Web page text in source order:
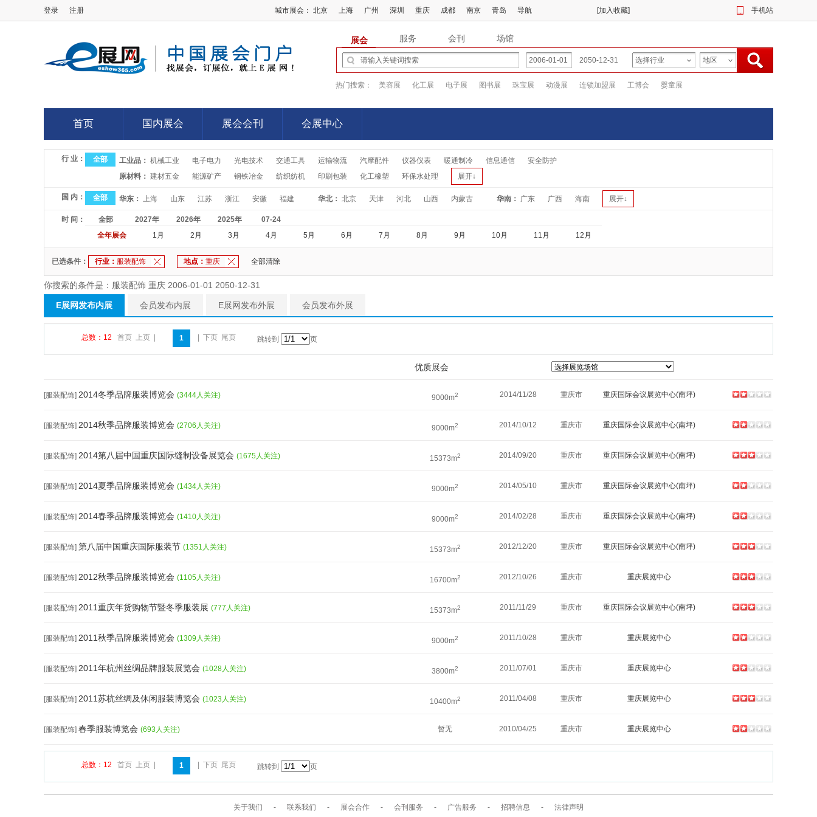
登录 注册 城市展会： 北京 上海 广州 深圳 重庆 成都 南京 青岛 导航 [加入收藏] 手机站
展会 服务 会刊 场馆
热门搜索： 美容展 化工展 电子展 图书展 珠宝展 动漫展 连锁加盟展 工博会 婴童展
首页
首页
国内展会
国内展会
展会会刊
展会会刊
会展中心
会展中心
行 业： 全部 工业品： 机械工业 电子电力 光电技术 交通工具 运输物流 汽摩配件 仪器仪表 暖通制冷 信息通信
安全防护
原材料： 建材五金 能源矿产 钢铁冶金 纺织纺机 印刷包装 化工橡塑 环保水处理 展开↓
国 内： 全部 华东： 上海 山东 江苏 浙江 安徽 福建 华北： 北京 天津 河北 山西 内蒙古 华南： 广东 广西 海南 展开↓
时 间： 全部 2027年 2026年 2025年
07-24
全年展会
1月 2月 3月 4月 5月 6月 7月 8月 9月 10月 11月 12月
已选条件： 行业： 服装配饰 地点： 重庆 全部清除
你搜索的条件是：服装配饰 重庆 2006-01-01 2050-12-31
E展网发布内展 会员发布内展 E展网发布外展 会员发布外展
总数：12 首页 上页 1 下页 尾页 跳转到 页
优质展会
[服装配饰] 2014冬季品牌服装博览会 (3444人关注) 9000m2 2014/11/28 重庆市 重庆国际会议展览中心(南坪)
[服装配饰] 2014秋季品牌服装博览会 (2706人关注) 9000m2 2014/10/12 重庆市 重庆国际会议展览中心(南坪)
[服装配饰] 2014第八届中国重庆国际缝制设备展览会 (1675人关注) 15373m2 2014/09/20 重庆市 重庆国际会议展览中心(南坪)
[服装配饰] 2014夏季品牌服装博览会 (1434人关注) 9000m2 2014/05/10 重庆市 重庆国际会议展览中心(南坪)
[服装配饰] 2014春季品牌服装博览会 (1410人关注) 9000m2 2014/02/28 重庆市 重庆国际会议展览中心(南坪)
[服装配饰] 第八届中国重庆国际服装节 (1351人关注) 15373m2 2012/12/20 重庆市 重庆国际会议展览中心(南坪)
[服装配饰] 2012秋季品牌服装博览会 (1105人关注) 16700m2 2012/10/26 重庆市 重庆展览中心
[服装配饰] 2011重庆年货购物节暨冬季服装展 (777人关注) 15373m2 2011/11/29 重庆市 重庆国际会议展览中心(南坪)
[服装配饰] 2011秋季品牌服装博览会 (1309人关注) 9000m2 2011/10/28 重庆市 重庆展览中心
[服装配饰] 2011年杭州丝绸品牌服装展览会 (1028人关注) 3800m2 2011/07/01 重庆市 重庆展览中心
[服装配饰] 2011苏杭丝绸及休闲服装博览会 (1023人关注) 10400m2 2011/04/08 重庆市 重庆展览中心
[服装配饰] 春季服装博览会 (693人关注) 暂无 2010/04/25 重庆市 重庆展览中心
总数：12 首页 上页 1 下页 尾页 跳转到 页
关于我们 - 联系我们 - 展会合作 - 会刊服务 - 广告服务 - 招聘信息 - 法律声明